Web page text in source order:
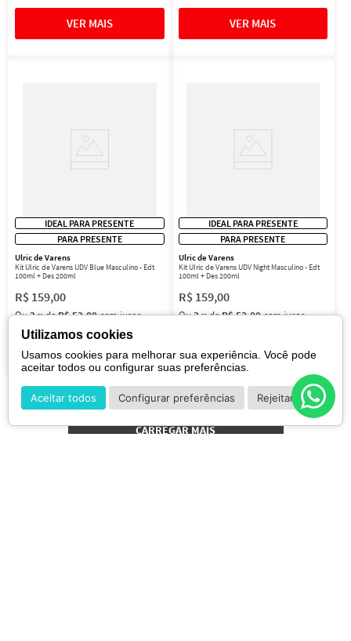
IDEAL PARA PRESENTE
PARA PRESENTE
Ulric de Varens
Kit Ulric de Varens UDV Blue Masculino - Edt
100ml + Des 200ml
R$ 159,00
Ou3xdeR$ 53,00 sem juros
IDEAL PARA PRESENTE
PARA PRESENTE
Ulric de Varens
Kit Ulric de Varens UDV Night Masculino - Edt
100ml + Des 200ml
R$ 159,00
Ou3xdeR$ 53,00 sem juros
Utilizamos cookies
Usamos cookies para melhorar sua experiência. Você pode
aceitar todos ou configurar suas preferências.
Aceitar todos Configurar preferências Rejeitar